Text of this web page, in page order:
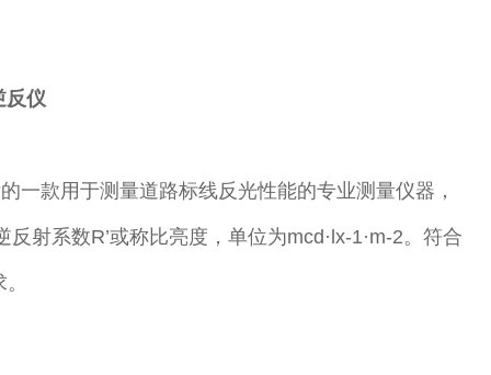
反仪
一款用于测量道路标线反光性能的专业测量仪器，
射系数R’或称比亮度，单位为mcd·lx-1·m-2。符合